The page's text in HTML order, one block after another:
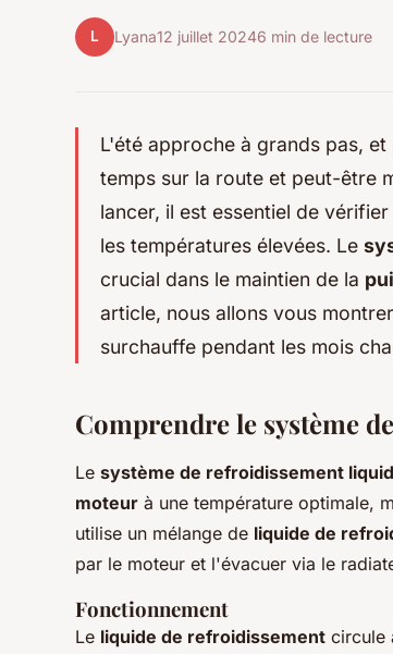
L Lyana12 juillet 20246 min de lecture
L'été approche à grands pas,
temps sur la route et peut-être
lancer, il est essentiel de
les températures élevées. Le
crucial dans le maintien de la
article, nous allons vous
surchauffe pendant les mois
Comprendre le système
Le système de refroidissement
moteur à une température optimale,
utilise un mélange de liquide de
par le moteur et l'évacuer via le
Fonctionnement
Le liquide de refroidissement circule